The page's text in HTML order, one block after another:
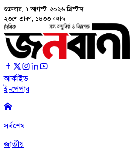
শুক্রবার, ৭ আগস্ট, ২০২৬ খ্রিস্টাব্দ
২৩শে শ্রাবণ, ১৪৩৩ বঙ্গাব্দ
আর্কাইভ
ই-পেপার
সর্বশেষ
জাতীয়